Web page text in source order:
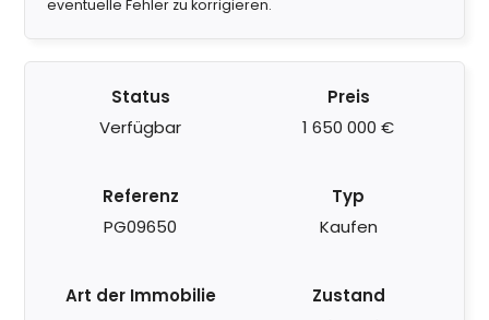
eventuelle Fehler zu korrigieren.
Status
Verfügbar
Preis
1 650 000 €
Referenz
PG09650
Typ
Kaufen
Art der Immobilie
Zustand